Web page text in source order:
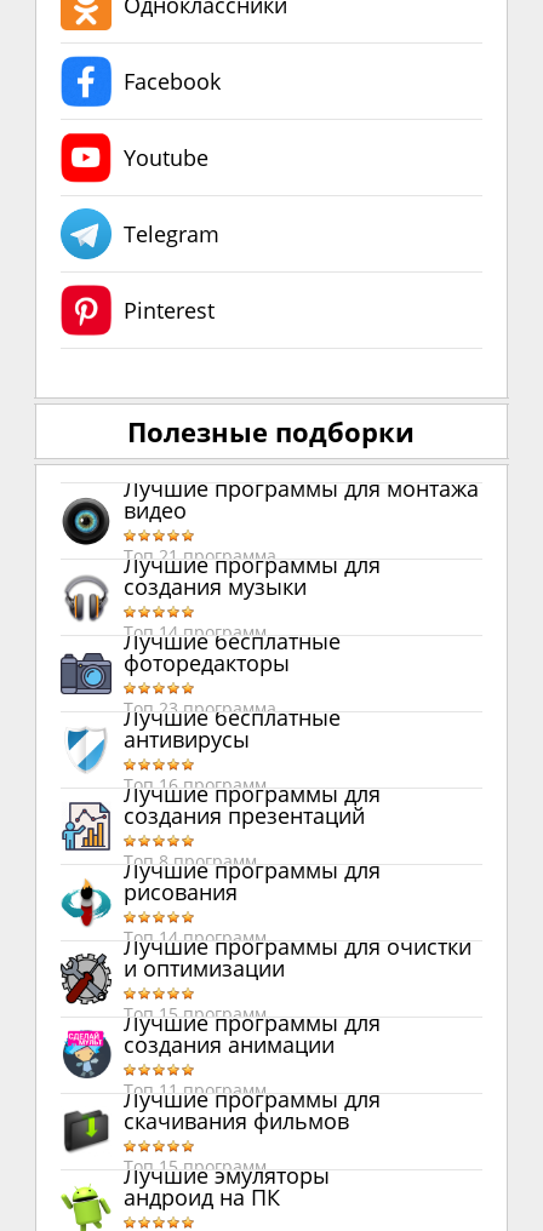
Facebook
Youtube
Telegram
Pinterest
Полезные подборки
Лучшие программы для монтажа
видео
Топ 21 программа
Лучшие программы для
создания музыки
Топ 14 программ
Лучшие бесплатные
фоторедакторы
Топ 23 программа
Лучшие бесплатные
антивирусы
Топ 16 программ
Лучшие программы для
создания презентаций
Топ 8 программ
Лучшие программы для
рисования
Топ 14 программ
Лучшие программы для очистки
и оптимизации
Топ 15 программ
Лучшие программы для
создания анимации
Топ 11 программ
Лучшие программы для
скачивания фильмов
Топ 15 программ
Лучшие эмуляторы
андроид на ПК